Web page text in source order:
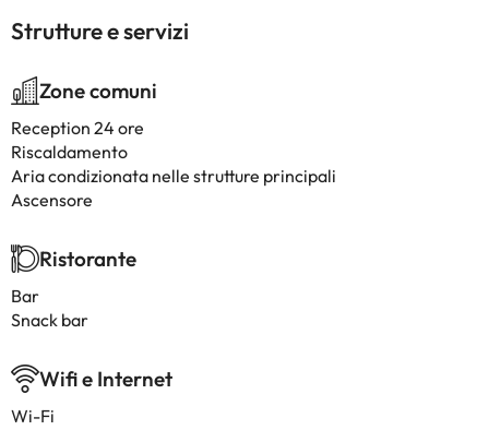
Strutture e servizi
Zone comuni
Reception 24 ore
Riscaldamento
Aria condizionata nelle strutture principali
Ascensore
Ristorante
Bar
Snack bar
Wifi e Internet
Wi-Fi